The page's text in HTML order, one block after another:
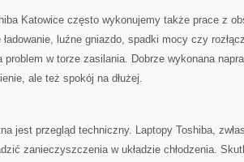
Katowice często wykonujemy także prace z
ładowanie, luźne gniazdo, spadki mocy czy
problem w torze zasilania. Dobrze wykonana
ale też spokój na dłużej.
jest przegląd techniczny. Laptopy Toshiba,
zanieczyszczenia w układzie chłodzenia.